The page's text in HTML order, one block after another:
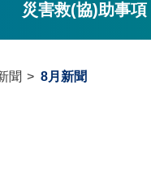
災害救(協)助事項
聞 8月新聞